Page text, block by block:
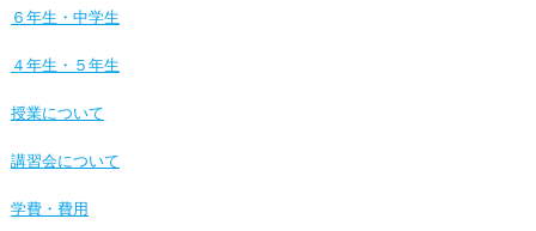
６年生・中学生
４年生・５年生
授業について
講習会について
学費・費用